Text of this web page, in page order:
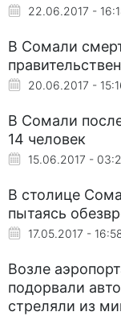
22.06.2017 -
В Сомали
20.06.2017 -
В Сомали
14 человек
15.06.2017 -
В столице
пытаясь
17.05.2017 -
Возле
подорвали
стреляли из